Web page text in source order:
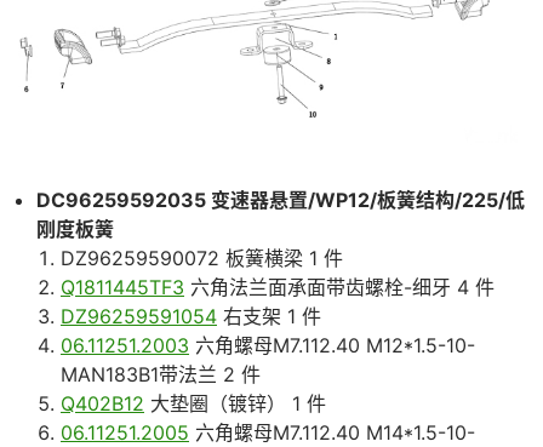
DC96259592035 变速器悬置/WP12/板簧结构/225/低
刚度板簧
DZ96259590072 板簧横梁 1 件
Q1811445TF3 六角法兰面承面带齿螺栓-细牙 4 件
DZ96259591054 右支架 1 件
06.11251.2003 六角螺母M7.112.40 M12*1.5-10-
MAN183B1带法兰 2 件
Q402B12 大垫圈（镀锌） 1 件
06.11251.2005 六角螺母M7.112.40 M14*1.5-10-